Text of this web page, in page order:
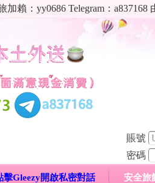
加賴：yy0686 Telegram：
賬號
密碼
擊Gleezy開啟私密對話 安全旅